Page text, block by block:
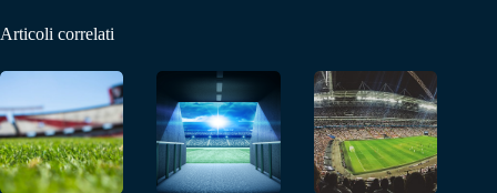
Articoli correlati